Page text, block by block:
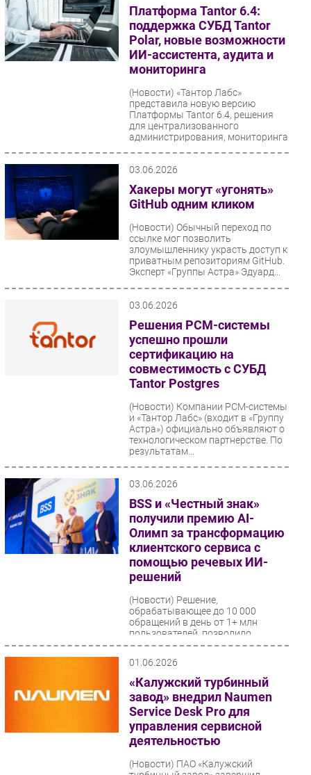
Платформа Tantor 6.4:
поддержка СУБД Tantor
Polar, новые возможности
ИИ-ассистента, аудита и
мониторинга
(Новости) «Тантор Лабс»
представила новую версию
Платформы Tantor 6.4, решения
для централизованного
администрирования, мониторинга
03.06.2026
Хакеры могут «угонять»
GitHub одним кликом
(Новости) Обычный переход по
ссылке мог позволить
злоумышленнику украсть доступ к
приватным репозиториям GitHub.
Эксперт «Группы Астра» Эдуард...
03.06.2026
Решения РСМ-системы
успешно прошли
сертификацию на
совместимость с СУБД
Tantor Postgres
(Новости) Компании РСМ-системы
и «Тантор Лабс» (входит в «Группу
Астра») официально объявляют о
технологическом партнерстве. По
результатам...
03.06.2026
BSS и «Честный знак»
получили премию AI-
Олимп за трансформацию
клиентского сервиса с
помощью речевых ИИ-
решений
(Новости) Решение,
обрабатывающее до 10 000
обращений в день от 1+ млн
пользователей, позволило
перевести контроль качества на
01.06.2026
«Калужский турбинный
завод» внедрил Naumen
Service Desk Pro для
управления сервисной
деятельностью
(Новости) ПАО «Калужский